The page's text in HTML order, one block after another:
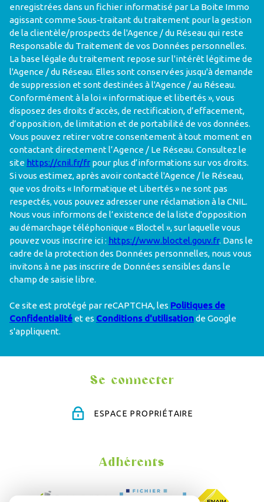
enregistrées dans un fichier informatisé par La Boite Immo
agissant comme Sous-traitant du traitement pour la gestion
de la clientèle/prospects de l'Agence / du Réseau qui reste
Responsable du Traitement de vos Données personnelles.
La base légale du traitement repose sur l'intérêt légitime de
l'Agence / du Réseau. Elles sont conservées jusqu'à demande
de suppression et sont destinées à l'Agence / au Réseau.
Conformément à la loi « informatique et libertés », vous
disposez des droits d’accès, de rectification, d’effacement,
d’opposition, de limitation et de portabilité de vos données.
Vous pouvez retirer votre consentement à tout moment en
contactant directement l’Agence / Le Réseau. Consultez le
site https://cnil.fr/fr pour plus d’informations sur vos droits.
Si vous estimez, après avoir contacté l'Agence / le Réseau,
que vos droits « Informatique et Libertés » ne sont pas
respectés, vous pouvez adresser une réclamation à la CNIL.
Nous vous informons de l’existence de la liste d'opposition
au démarchage téléphonique « Bloctel », sur laquelle vous
pouvez vous inscrire ici : https://www.bloctel.gouv.fr. Dans le
cadre de la protection des Données personnelles, nous vous
invitons à ne pas inscrire de Données sensibles dans le
champ de saisie libre.
Ce site est protégé par reCAPTCHA, les Politiques de
Confidentialité et es Conditions d'utilisationde Google
s'appliquent.
Se connecter
ESPACE PROPRIÉTAIRE
Adhérents